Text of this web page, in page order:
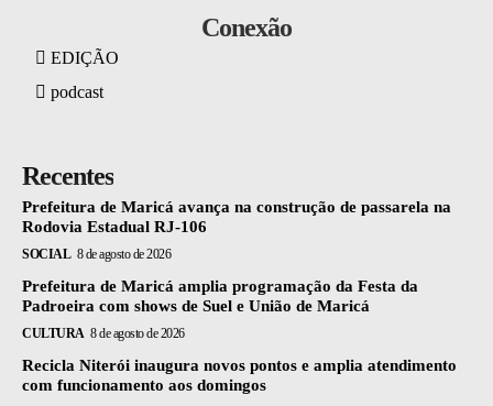
Conexão
EDIÇÃO
podcast
Recentes
Prefeitura de Maricá avança na construção de passarela na
Rodovia Estadual RJ-106
SOCIAL 8 de agosto de 2026
Prefeitura de Maricá amplia programação da Festa da
Padroeira com shows de Suel e União de Maricá
CULTURA 8 de agosto de 2026
Recicla Niterói inaugura novos pontos e amplia atendimento
com funcionamento aos domingos